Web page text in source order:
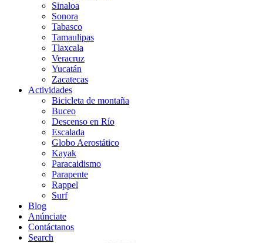
Sinaloa
Sonora
Tabasco
Tamaulipas
Tlaxcala
Veracruz
Yucatán
Zacatecas
Actividades
Bicicleta de montaña
Buceo
Descenso en Río
Escalada
Globo Aerostático
Kayak
Paracaidismo
Parapente
Rappel
Surf
Blog
Anúnciate
Contáctanos
Search